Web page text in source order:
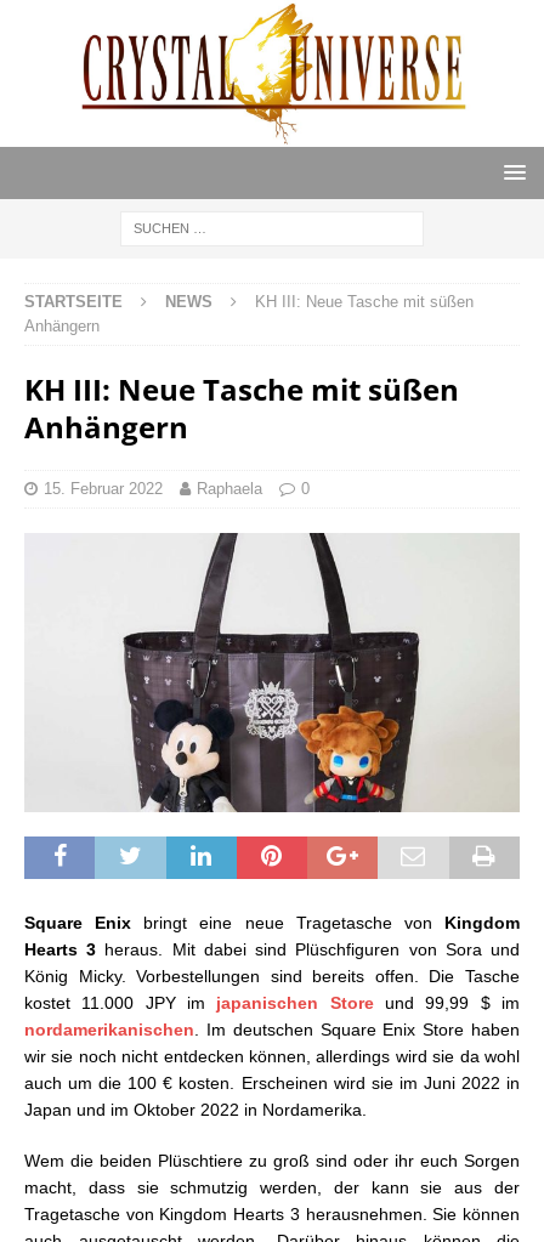
STARTSEITE NEWS
KH III: Neue Tasche mit süßen
Anhängern
KH III: Neue Tasche mit süßen
Anhängern
15. Februar 2022 Raphaela 0
Square Enix bringt eine neue Tragetasche von Kingdom
Hearts 3 heraus. Mit dabei sind Plüschfiguren von Sora und
König Micky. Vorbestellungen sind bereits offen. Die Tasche
kostet 11.000 JPY im japanischen Storeund 99,99 $ im
nordamerikanischen . Im deutschen Square Enix Store haben
wir sie noch nicht entdecken können, allerdings wird sie da wohl
auch um die 100 € kosten. Erscheinen wird sie im Juni 2022 in
Japan und im Oktober 2022 in Nordamerika.
Wem die beiden Plüschtiere zu groß sind oder ihr euch Sorgen
macht, dass sie schmutzig werden, der kann sie aus der
Tragetasche von Kingdom Hearts 3 herausnehmen. Sie können